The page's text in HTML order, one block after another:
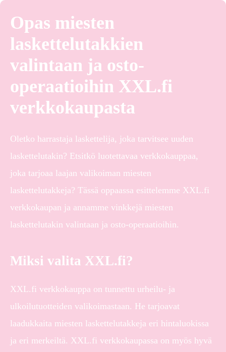
Opas miesten
laskettelutakkien
valintaan ja osto-
operaatioihin XXL.fi
verkkokaupasta
Oletko harrastaja laskettelija, joka tarvitsee uuden
laskettelutakin? Etsitkö luotettavaa verkkokauppaa,
joka tarjoaa laajan valikoiman miesten
laskettelutakkeja? Tässä oppaassa esittelemme XXL.fi
verkkokaupan ja annamme vinkkejä miesten
laskettelutakin valintaan ja osto-operaatioihin.
Miksi valita XXL.fi?
XXL.fi verkkokauppa on tunnettu urheilu- ja
ulkoilutuotteiden valikoimastaan. He tarjoavat
laadukkaita miesten laskettelutakkeja eri hintaluokissa
ja eri merkeiltä. XXL.fi verkkokaupassa on myös hyvä